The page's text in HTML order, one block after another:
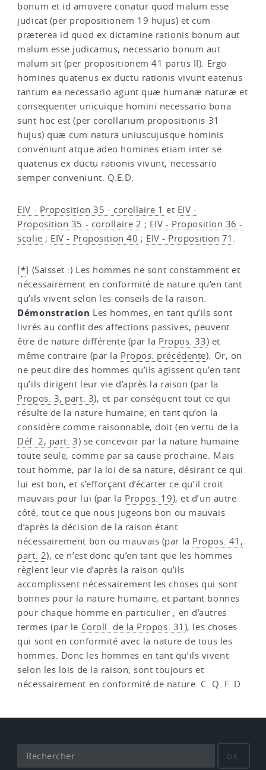
bonum et id amovere conatur quod malum esse
judicat (per propositionem 19 hujus) et cum
præterea id quod ex dictamine rationis bonum aut
malum esse judicamus, necessario bonum aut
malum sit (per propositionem 41 partis II). Ergo
homines quatenus ex ductu rationis vivunt eatenus
tantum ea necessario agunt quæ humanæ naturæ et
consequenter unicuique homini necessario bona
sunt hoc est (per corollarium propositionis 31
hujus) quæ cum natura uniuscujusque hominis
conveniunt atque adeo homines etiam inter se
quatenus ex ductu rationis vivunt, necessario
semper conveniunt. Q.E.D.
EIV - Proposition 35 - corollaire 1 et EIV -
Proposition 35 - corollaire 2 ; EIV - Proposition 36 -
scolie ; EIV - Proposition 40 ; EIV - Proposition 71
[*] (Saisset :) Les hommes ne sont constamment et
nécessairement en conformité de nature qu’en tant
qu’ils vivent selon les conseils de la raison.
Démonstration Les hommes, en tant qu’ils sont
livrés au conflit des affections passives, peuvent
être de nature différente (par la Propos. 33) et
même contraire (par la Propos. précédente). Or, on
ne peut dire des hommes qu’ils agissent qu’en tant
qu’ils dirigent leur vie d’après la raison (par la
Propos. 3, part. 3), et par conséquent tout ce qui
résulte de la nature humaine, en tant qu’on la
considère comme raisonnable, doit (en vertu de la
Déf. 2, part. 3) se concevoir par la nature humaine
toute seule, comme par sa cause prochaine. Mais
tout homme, par la loi de sa nature, désirant ce qui
lui est bon, et s’efforçant d’écarter ce qu’il croit
mauvais pour lui (par la Propos. 19), et d’un autre
côté, tout ce que nous jugeons bon ou mauvais
d’après la décision de la raison étant
nécessairement bon ou mauvais (par la Propos. 41,
part. 2), ce n’est donc qu’en tant que les hommes
règlent leur vie d’après la raison qu’ils
accomplissent nécessairement les choses qui sont
bonnes pour la nature humaine, et partant bonnes
pour chaque homme en particulier ; en d’autres
termes (par le Coroll. de la Propos. 31 ), les choses
qui sont en conformité avec la nature de tous les
hommes. Donc les hommes en tant qu’ils vivent
selon les lois de la raison, sont toujours et
nécessairement en conformité de nature. C. Q. F. D.
OK